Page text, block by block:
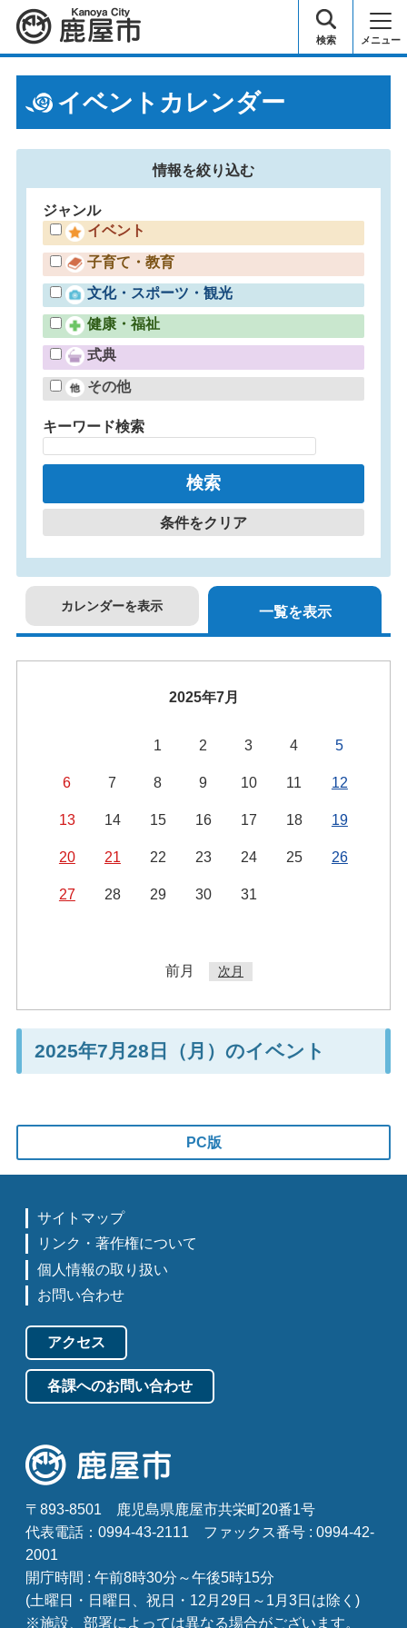
鹿屋市 検索 メニュー
イベントカレンダー
情報を絞り込む
ジャンル
イベント
子育て・教育
文化・スポーツ・観光
健康・福祉
式典
その他
キーワード検索
条件をクリア
カレンダーを表示 一覧を表示
2025年7月
1 2 3 4 5
6 7 8 9 10 11 12
13 14 15 16 17 18 19
20 21 22 23 24 25 26
27 28 29 30 31
前月 次月
2025年7月28日（月）のイベント
PC版
サイトマップ
リンク・著作権について
個人情報の取り扱い
お問い合わせ
アクセス
各課へのお問い合わせ
〒893-8501
鹿児島県鹿屋市共栄町20番1号
代表電話：0994-43-2111
ファックス番号 : 0994-42-
2001
開庁時間 : 午前8時30分～午後5時15分
(土曜日・日曜日、祝日・12月29日～1月3日は除く)
※施設、部署によっては異なる場合がございます。